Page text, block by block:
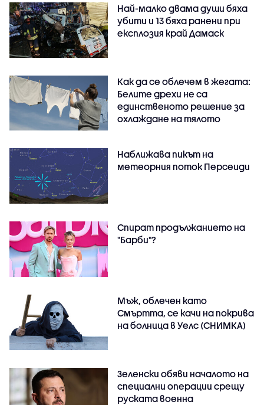
Най-малко двама души бяха
убити и 13 бяха ранени при
експлозия край Дамаск
Как да се облечем в жегата:
Белите дрехи не са
единственото решение за
охлаждане на тялото
Наближава пикът на
метеорния поток Персеиди
Спират продължанието на
"Барби"?
Мъж, облечен като
Смъртта, се качи на покрива
на болница в Уелс (СНИМКА)
Зеленски обяви началото на
специални операции срещу
руската военна